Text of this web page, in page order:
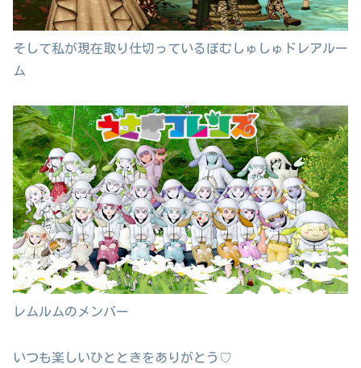
そして私が現在取り仕切っているぽむしゅしゅドレアルー
ム
レムルムのメンバー
いつも楽しいひとときをありがとう♡